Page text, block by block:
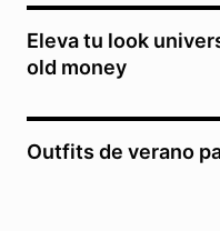
Eleva tu look
old money
Outfits de verano